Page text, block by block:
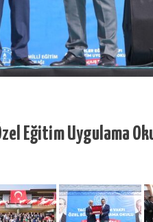
Eğitim Uygulama